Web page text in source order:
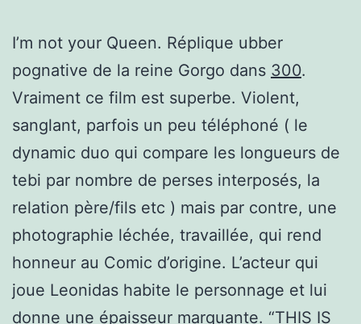
I’m not your Queen. Réplique ubber
pognative de la reine Gorgo dans 300.
Vraiment ce film est superbe. Violent,
sanglant, parfois un peu téléphoné ( le
dynamic duo qui compare les longueurs de
tebi par nombre de perses interposés, la
relation père/fils etc ) mais par contre, une
photographie léchée, travaillée, qui rend
honneur au Comic d’origine. L’acteur qui
joue Leonidas habite le personnage et lui
donne une épaisseur marquante. “THIS IS